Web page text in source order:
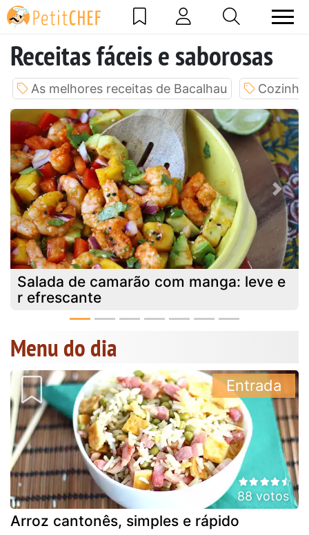
Receitas fáceis e saborosas
As melhores receitas de Bacalhau
Salada de camarão com manga: leve e
r efrescante
Previous Next
Menu do dia
88 votos
Arroz cantonês, simples e rápido
Entrada